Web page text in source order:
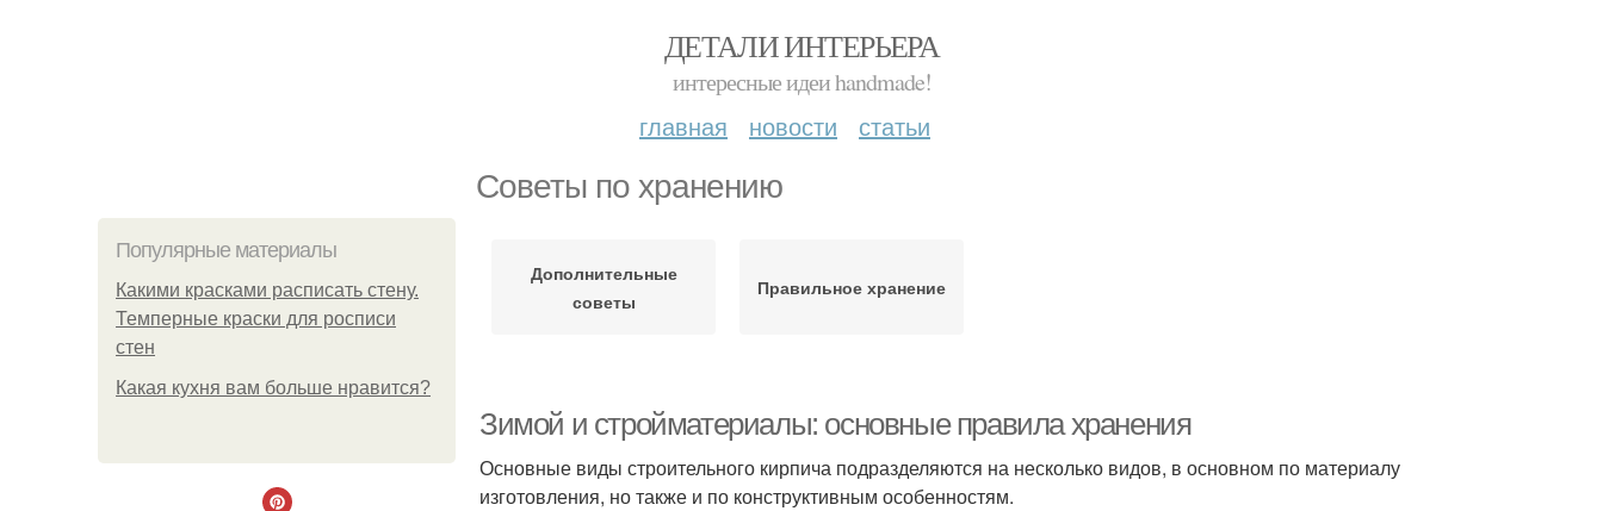
ДЕТАЛИ ИНТЕРЬЕРА
интересные идеи handmade!
главная новости статьи
Советы по хранению
Популярные материалы
Какими красками расписать стену.
Темперные краски для росписи
стен
Какая кухня вам больше нравится?
Дополнительные
советы
Правильное хранение
Зимой и стройматериалы: основные правила хранения
Основные виды строительного кирпича подразделяются на несколько видов, в основном по материалу
изготовления, но также и по конструктивным особенностям.